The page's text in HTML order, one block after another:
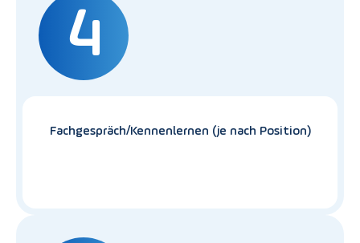
4
Fachgespräch/Kennenlernen (je nach Position)